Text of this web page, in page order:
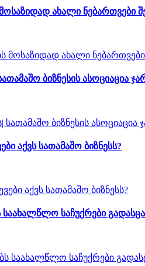
ახალი ნებართვები
ბიზნესის ასოციაცია
აქვს სათამაშო ბიზნესს?
საჩუქრები გადასცა